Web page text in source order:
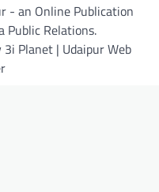
- an Online Publication
Public Relations.
Planet | Udaipur Web